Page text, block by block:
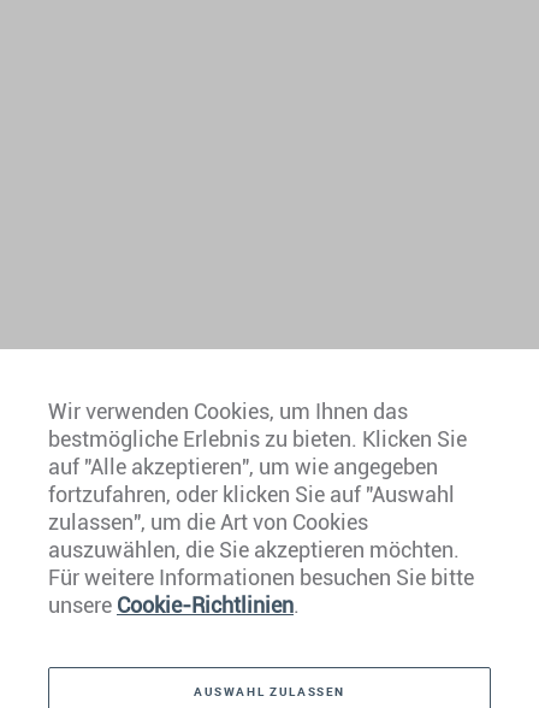
Europa
Karibik
Wir verwenden Cookies, um Ihnen das
bestmögliche Erlebnis zu bieten. Klicken Sie
auf "Alle akzeptieren", um wie angegeben
fortzufahren, oder klicken Sie auf "Auswahl
zulassen", um die Art von Cookies
auszuwählen, die Sie akzeptieren möchten.
Für weitere Informationen besuchen Sie bitte
unsere Cookie-Richtlinien.
AUSWAHL ZULASSEN